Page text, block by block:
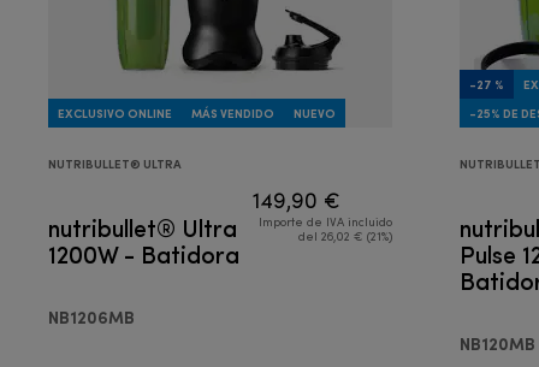
EXCLUSIVO ONLINE MÁS VENDIDO NUEVO
NUTRIBULLET® ULTRA
nutribullet® Ultra
1200W - Batidora
NB1206MB
149,90 €
Importe de IVA incluido
del 26,02 € (21%)
-27 %
-25% DE
Pulse
NB120MB